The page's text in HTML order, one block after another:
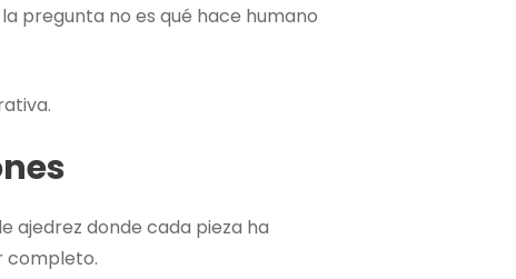
pregunta no es qué hace humano
ajedrez donde cada pieza ha
completo.